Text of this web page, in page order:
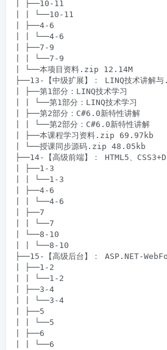
| ├──10-11
| | └──10-11
| ├──4-6
| | └──4-6
| ├──7-9
| | └──7-9
| └──本项目资料.zip 12.14M
├──13-【中级扩展】： LINQ技术讲解与
| ├──第1部分：LINQ技术学习
| | └──第1部分：LINQ技术学习
| ├──第2部分：C#6.0新特性讲解
| | └──第2部分：C#6.0新特性讲解
| ├──本课程学习资料.zip 69.97kb
| └──授课同步源码.zip 48.05kb
├──14-【高级前端】： HTML5、
| ├──1-3
| | └──1-3
| ├──4-6
| | └──4-6
| ├──7
| | └──7
| └──8-10
| | └──8-10
├──15-【高级后台】： ASP.NET-
| ├──1-2
| | └──1-2
| ├──3-4
| | └──3-4
| ├──5
| | └──5
| ├──6
| | └──6